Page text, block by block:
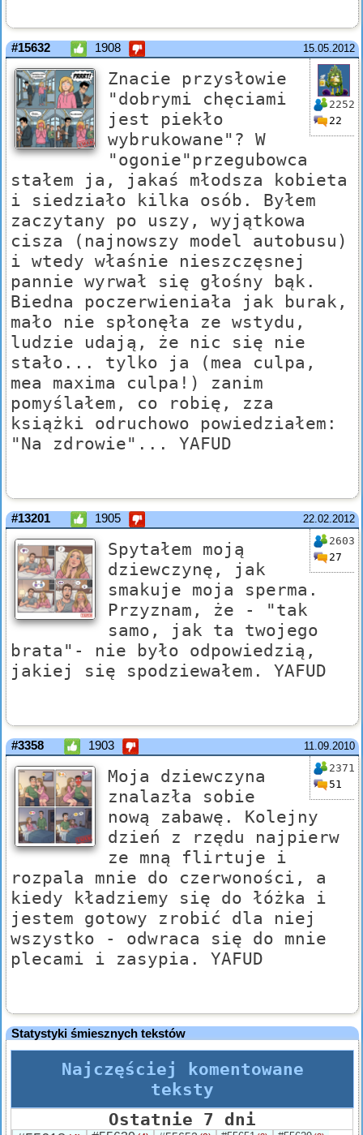
15.05.2012
#15632 1908
2252
22
Znacie przysłowie
"dobrymi chęciami
jest piekło
wybrukowane"? W
"ogonie"przegubowca
stałem ja, jakaś młodsza kobieta
i siedziało kilka osób. Byłem
zaczytany po uszy, wyjątkowa
cisza (najnowszy model autobusu)
i wtedy właśnie nieszczęsnej
pannie wyrwał się głośny bąk.
Biedna poczerwieniała jak burak,
mało nie spłonęła ze wstydu,
ludzie udają, że nic się nie
stało... tylko ja (mea culpa,
mea maxima culpa!) zanim
pomyślałem, co robię, zza
książki odruchowo powiedziałem:
"Na zdrowie"... YAFUD
22.02.2012
#13201 1905
2603
27
Spytałem moją
dziewczynę, jak
smakuje moja sperma.
Przyznam, że - "tak
samo, jak ta twojego
brata"- nie było odpowiedzią,
jakiej się spodziewałem. YAFUD
11.09.2010
#3358 1903
2371
51
Moja dziewczyna
znalazła sobie
nową zabawę. Kolejny
dzień z rzędu najpierw
ze mną flirtuje i
rozpala mnie do czerwoności, a
kiedy kładziemy się do łóżka i
jestem gotowy zrobić dla niej
wszystko - odwraca się do mnie
plecami i zasypia. YAFUD
Statystyki śmiesznych tekstów
Najczęściej komentowane
teksty
Ostatnie 7 dni